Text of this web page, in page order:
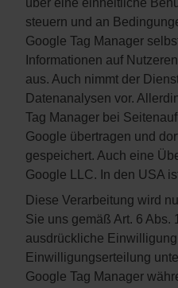
über eine einheitliche
steuern und an
Google Tag Manager
Informationen auf
aus. Auch nimmt der
Datenanalysen vor.
Tag Manager bei
Google übertragen und
gespeichert. Auch eine
Google LLC. In den USA
Diese Verarbeitung wird
Sie uns gemäß Art. 6 Abs.
ausdrückliche
Einwilligungserteilung
Google Tag Manager